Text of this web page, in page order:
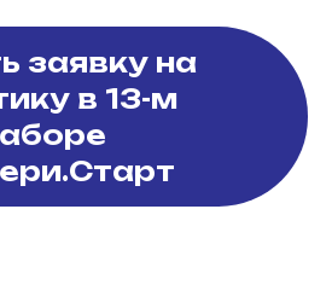
заявку на
в 13-м